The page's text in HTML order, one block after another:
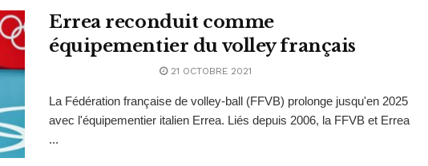
Errea reconduit comme
équipementier du volley français
21 OCTOBRE 2021
La Fédération française de volley-ball (FFVB) prolonge jusqu'en 2025
avec l'équipementier italien Errea. Liés depuis 2006, la FFVB et Errea
...